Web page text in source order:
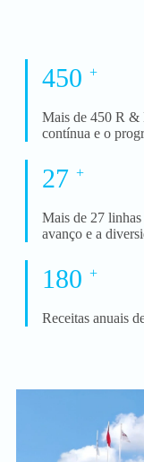
450 +
Mais de 450 R &
contínua e o
27 +
Mais de 27
avanço e a
180 +
Receitas anuais